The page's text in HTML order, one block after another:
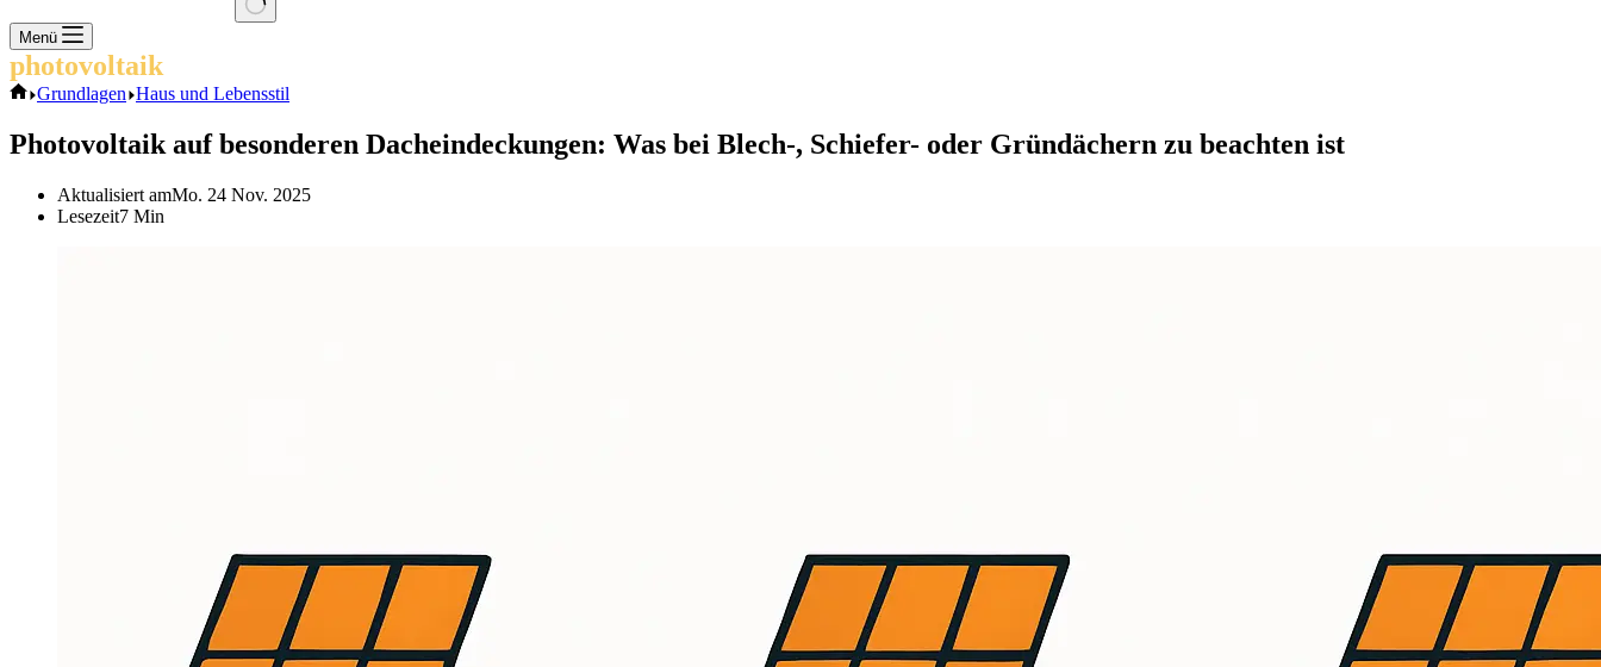
Keine
Ergebnisse
Menü
photovoltaik
Start
Grundlagen Haus und Lebensstil
Photovoltaik auf besonderen Dacheindeckungen: Was bei Blech-, Schiefer- oder Gründächern zu beachten ist
Aktualisiert amMo. 24 Nov. 2025
Lesezeit7 Min